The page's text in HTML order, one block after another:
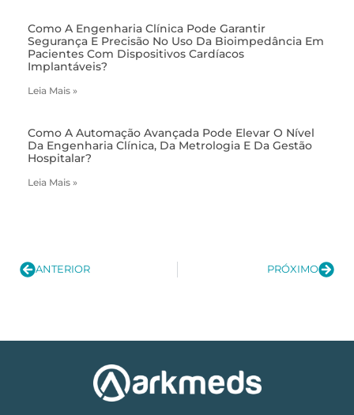
Como A Engenharia Clínica Pode Garantir
Segurança E Precisão No Uso Da Bioimpedância Em
Pacientes Com Dispositivos Cardíacos
Implantáveis?
Leia Mais »
Como A Automação Avançada Pode Elevar O Nível
Da Engenharia Clínica, Da Metrologia E Da Gestão
Hospitalar?
Leia Mais »
ANTERIOR PRÓXIMO